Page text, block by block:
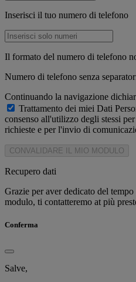
Inserisci il tuo numero di telefono
Il formato del numero di telefono
Numero di telefono senza
Continuando la navigazione
Trattamento dei miei Dati
consenso all'utilizzo degli stessi
richieste e per l'invio di
CONVALIDARE IL MIO MODULO
Recupero dati
Grazie per aver dedicato del
modulo, ti contatteremo at più
Conferma
Salve,